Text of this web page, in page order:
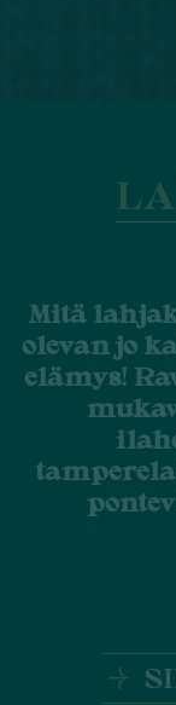
Mitä
olevan jo
elämys!